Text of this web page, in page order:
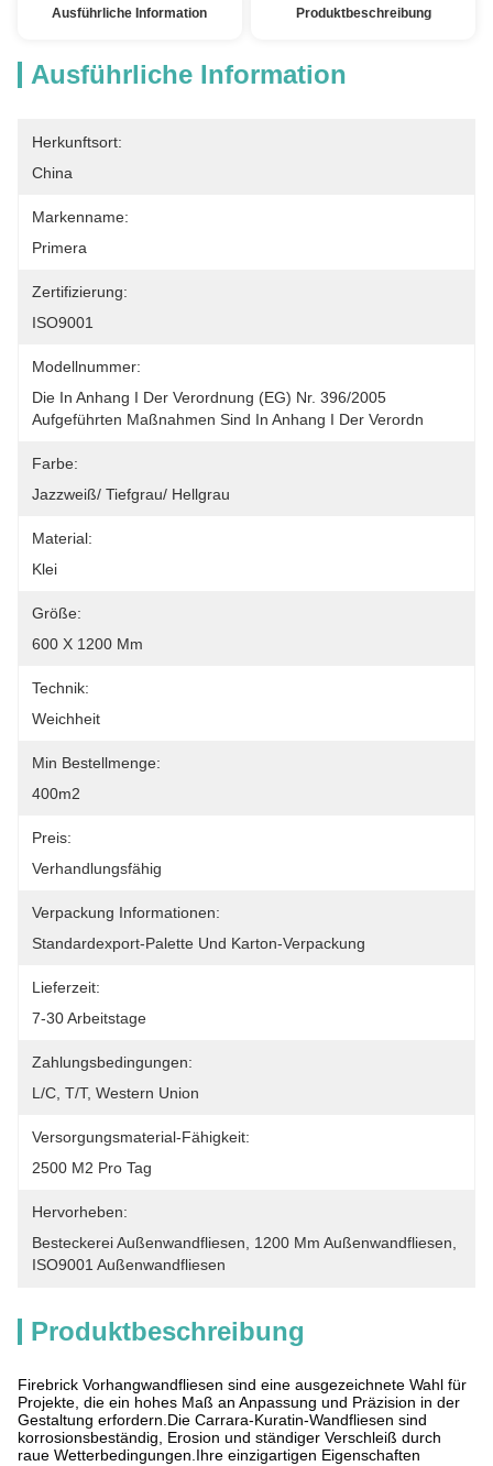
Ausführliche Information Produktbeschreibung
Ausführliche Information
Herkunftsort:
China
Markenname:
Primera
Zertifizierung:
ISO9001
Modellnummer:
Die In Anhang I Der Verordnung (EG) Nr. 396/2005
Aufgeführten Maßnahmen Sind In Anhang I Der Verordn
Farbe:
Jazzweiß/ Tiefgrau/ Hellgrau
Material:
Klei
Größe:
600 X 1200 Mm
Technik:
Weichheit
Min Bestellmenge:
400m2
Preis:
Verhandlungsfähig
Verpackung Informationen:
Standardexport-Palette Und Karton-Verpackung
Lieferzeit:
7-30 Arbeitstage
Zahlungsbedingungen:
L/C, T/T, Western Union
Versorgungsmaterial-Fähigkeit:
2500 M2 Pro Tag
Hervorheben:
Besteckerei Außenwandfliesen
1200 Mm Außenwandfliesen
ISO9001 Außenwandfliesen
Produktbeschreibung
Firebrick Vorhangwandfliesen sind eine ausgezeichnete Wahl für
Projekte, die ein hohes Maß an Anpassung und Präzision in der
Gestaltung erfordern.Die Carrara-Kuratin-Wandfliesen sind
korrosionsbeständig, Erosion und ständiger Verschleiß durch
raue Wetterbedingungen.Ihre einzigartigen Eigenschaften